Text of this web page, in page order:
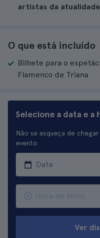
artistas da atualidade
O que está incluído
Bilhete para o
Flamenco de Triana
Selecione a data e a
Não se esqueça de
evento
Ver